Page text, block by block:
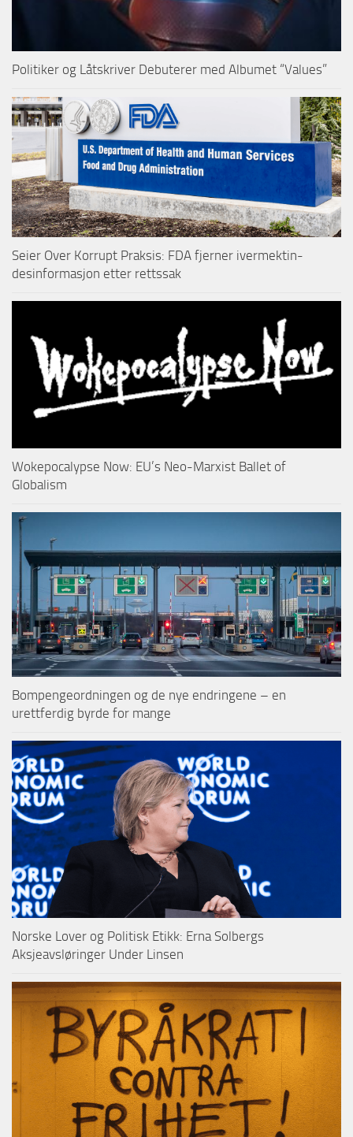
Politiker og Låtskriver Debuterer med Albumet “Values”
Seier Over Korrupt Praksis: FDA fjerner ivermektin-
desinformasjon etter rettssak
Wokepocalypse Now: EU’s Neo-Marxist Ballet of
Globalism
Bompengeordningen og de nye endringene – en
urettferdig byrde for mange
Norske Lover og Politisk Etikk: Erna Solbergs
Aksjeavsløringer Under Linsen